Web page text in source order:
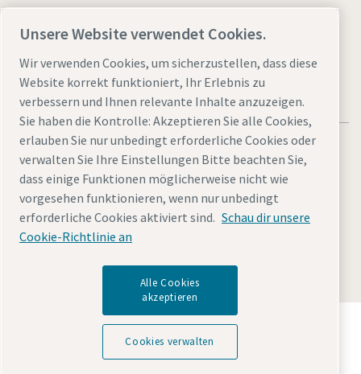
Rechtliche Hinweise und Datenschutzerklärung
Cookies verwalten
© 2026 Atlas Copco
Entdecken Sie, wie die Atlas Copco Group
Technologien ermöglicht, die die Zukunft verändern.
Besuchen Sie die Website der Atlas Copco Group
Unsere Website verwendet Cookies.
Wir verwenden Cookies, um sicherzustellen, dass diese
Website korrekt funktioniert, Ihr Erlebnis zu
verbessern und Ihnen relevante Inhalte anzuzeigen.
Sie haben die Kontrolle: Akzeptieren Sie alle Cookies,
erlauben Sie nur unbedingt erforderliche Cookies oder
verwalten Sie Ihre Einstellungen Bitte beachten Sie,
dass einige Funktionen möglicherweise nicht wie
vorgesehen funktionieren, wenn nur unbedingt
erforderliche Cookies aktiviert sind. Schau dir unsere
Cookie-Richtlinie an
Alle Cookies
akzeptieren
Cookies verwalten